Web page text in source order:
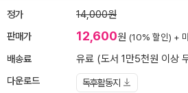
정가 14,000원
판매가 12,600원 (10% 할인) +
배송료 유료 (도서 1만5천원 이상
다운로드 독후활동지